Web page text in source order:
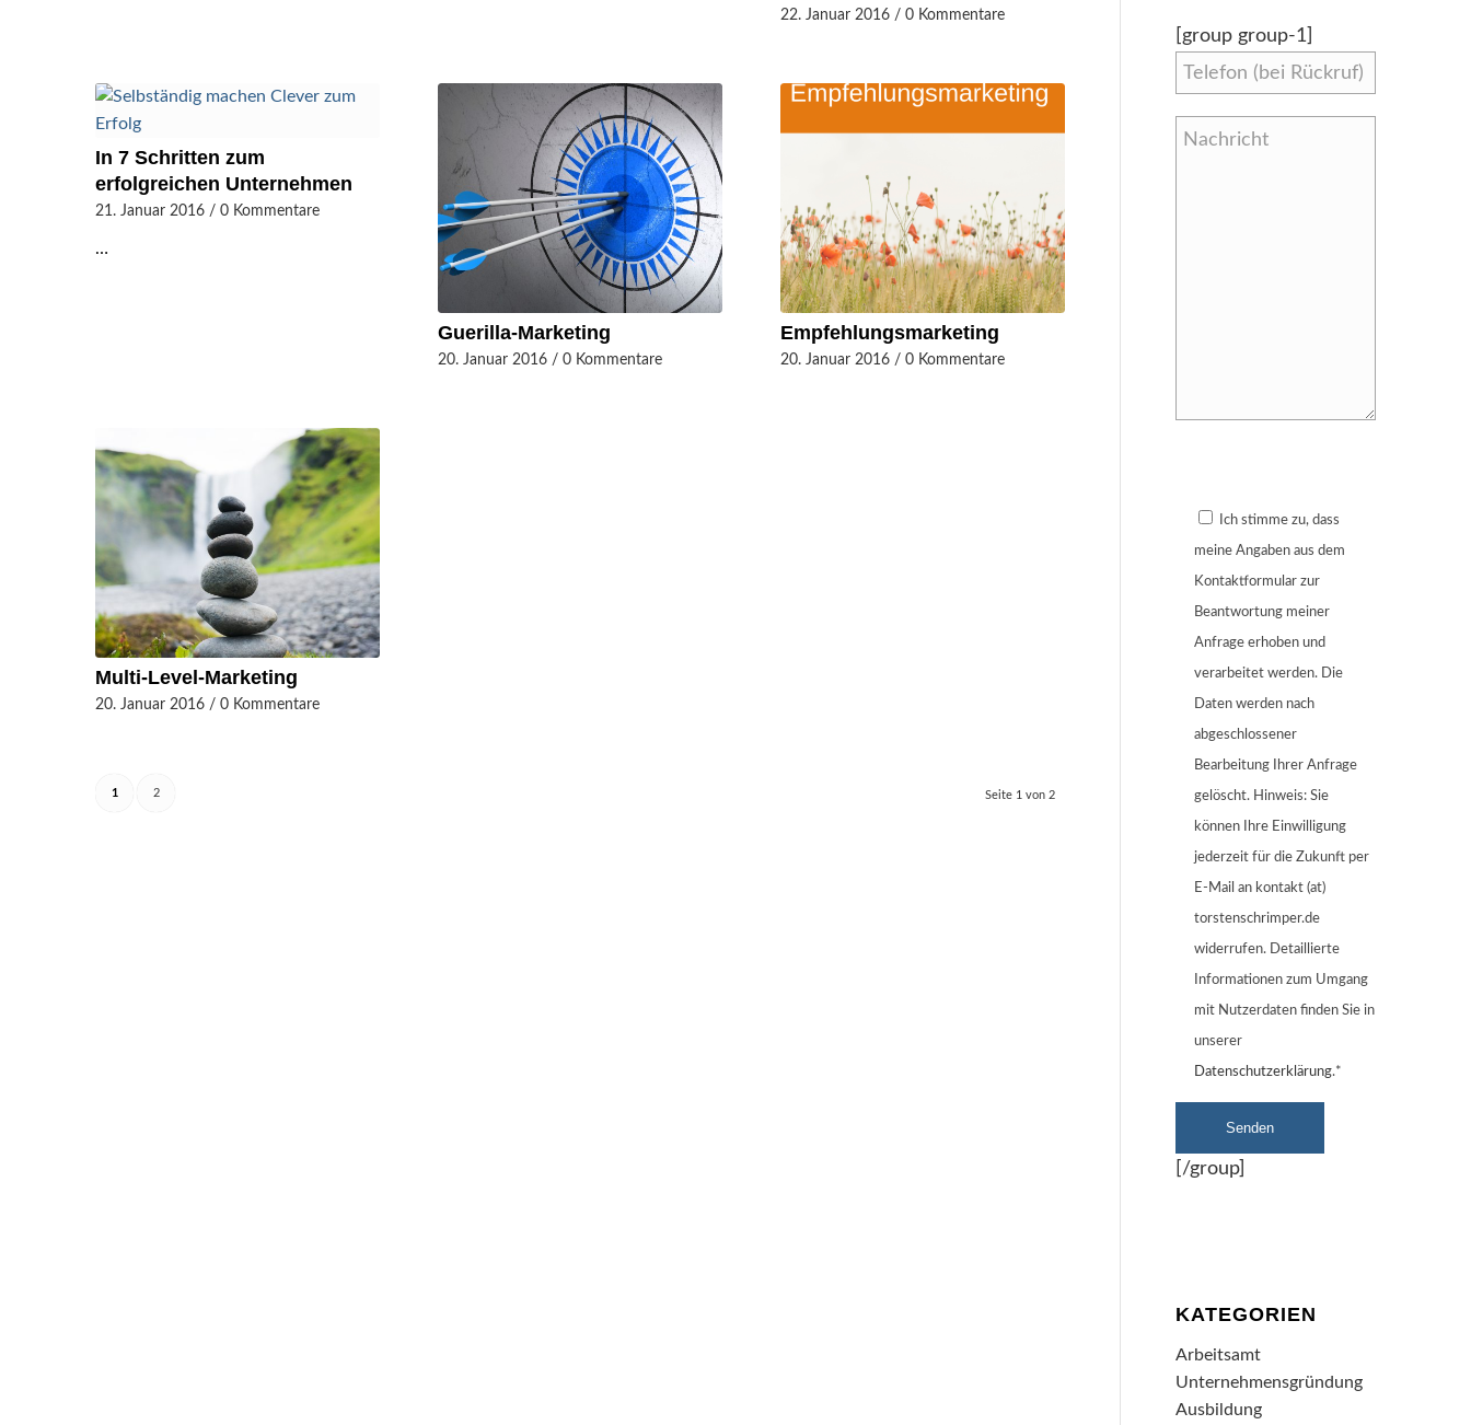
22. Januar 2016 / 0 Kommentare
In 7 Schritten zum
erfolgreichen Unternehmen
21. Januar 2016 / 0 Kommentare
…
Guerilla-Marketing
20. Januar 2016 / 0 Kommentare
Empfehlungsmarketing
20. Januar 2016 / 0 Kommentare
Multi-Level-Marketing
20. Januar 2016 / 0 Kommentare
Seite 1 von 2
1 2
[group group-1]
Ich stimme zu, dass
meine Angaben aus dem
Kontaktformular zur
Beantwortung meiner
Anfrage erhoben und
verarbeitet werden. Die
Daten werden nach
abgeschlossener
Bearbeitung Ihrer Anfrage
gelöscht. Hinweis: Sie
können Ihre Einwilligung
jederzeit für die Zukunft per
E-Mail an kontakt (at)
torstenschrimper.de
widerrufen. Detaillierte
Informationen zum Umgang
mit Nutzerdaten finden Sie in
unserer
Datenschutzerklärung.*
[/group]
KATEGORIEN
Arbeitsamt
Unternehmensgründung
Ausbildung